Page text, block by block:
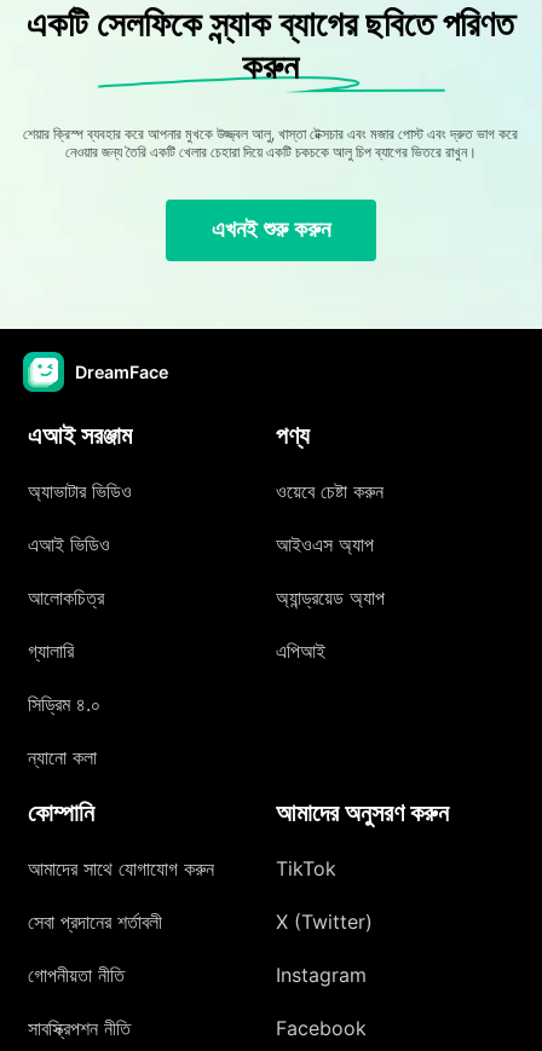
একটি সেলফিকে স্ন্যাক ব্যাগের ছবিতে পরিণত
করুন
শেয়ার ক্রিস্প ব্যবহার করে আপনার মুখকে উজ্জ্বল আলু, খাস্তা টেক্সচার এবং মজার পোস্ট এবং দ্রুত ভাগ করে
নেওয়ার জন্য তৈরি একটি খেলার চেহারা দিয়ে একটি চকচকে আলু চিপ ব্যাগের ভিতরে রাখুন।
এখনই শুরু করুন
DreamFace
এআই সরঞ্জাম
অ্যাভাটার ভিডিও
এআই ভিডিও
আলোকচিত্র
গ্যালারি
সিড্রিম ৪.০
ন্যানো কলা
পণ্য
ওয়েবে চেষ্টা করুন
আইওএস অ্যাপ
অ্যান্ড্রয়েড অ্যাপ
এপিআই
কোম্পানি
আমাদের সাথে যোগাযোগ করুন
সেবা প্রদানের শর্তাবলী
গোপনীয়তা নীতি
সাবস্ক্রিপশন নীতি
আমাদের অনুসরণ করুন
TikTok
X (Twitter)
Instagram
Facebook